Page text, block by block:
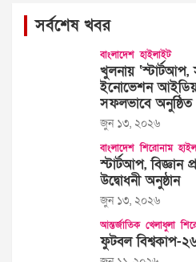
সর্বশেষ খবর
বাংলাদেশ হাইলাইট
খুলনায় ‘স্টার্টআপ,
ইনোভেশন
সফলভাবে অনুষ্ঠিত
জুন ১৩, ২০২৬
বাংলাদেশ শিরোনাম
স্টার্টআপ, বিজ্ঞান
উদ্বোধনী অনুষ্ঠান
জুন ১৩, ২০২৬
আন্তর্জাতিক খেলাধুলা
ফুটবল বিশ্বকাপ-